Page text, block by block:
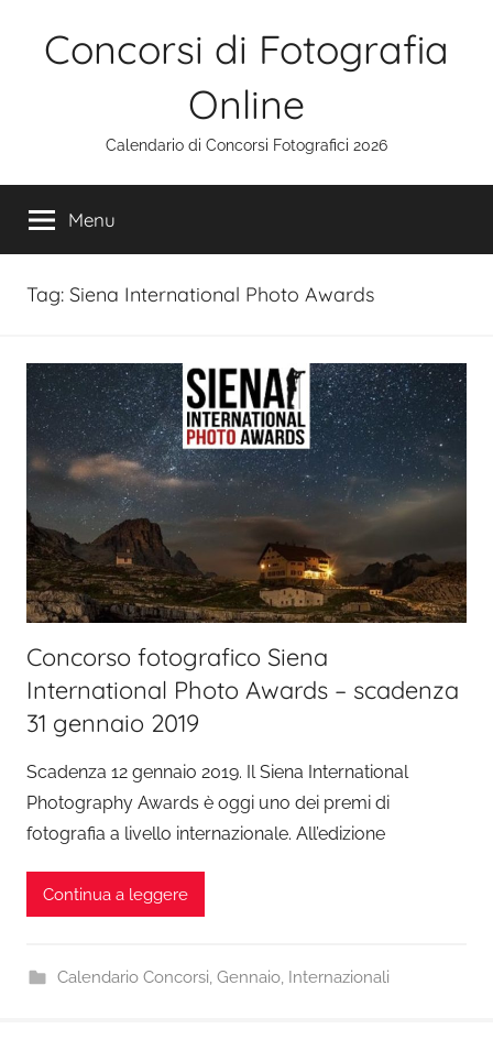
Concorsi di Fotografia
Online
Calendario di Concorsi Fotografici 2026
Menu
Tag: Siena International Photo Awards
Concorso fotografico Siena
International Photo Awards – scadenza
31 gennaio 2019
Scadenza 12 gennaio 2019. Il Siena International
Photography Awards è oggi uno dei premi di
fotografia a livello internazionale. All’edizione
Continua a leggere
Calendario Concorsi, Gennaio, Internazionali